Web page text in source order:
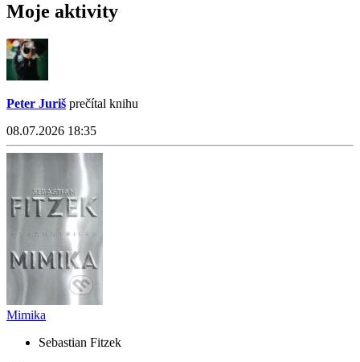
Moje aktivity
Peter Juriš prečítal knihu
08.07.2026 18:35
Mimika
Sebastian Fitzek